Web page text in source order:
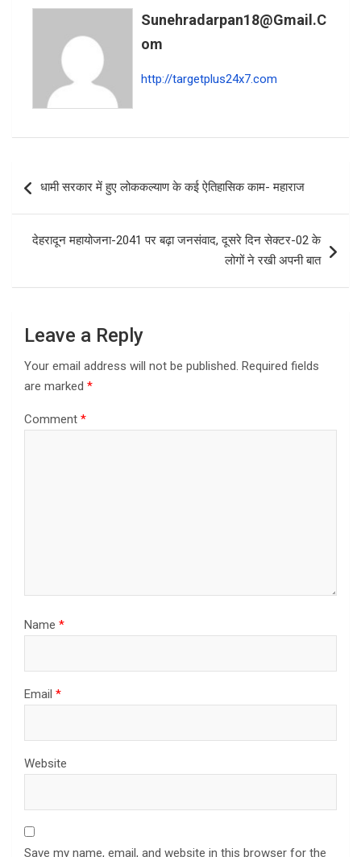
o
o
k
A
p
p
Sunehradarpan18@gmail.c
Om
http://targetplus24x7.com
navigation
धामी सरकार में हुए लोककल्याण के कई ऐतिहासिक काम- महाराज
देहरादून महायोजना-2041 पर बढ़ा जनसंवाद, दूसरे दिन सेक्टर-02 के
लोगों ने रखी अपनी बात
Leave a Reply
Your email address will not be published. Required fields
are marked *
Comment *
Name *
Email *
Website
Save my name, email, and website in this browser for the